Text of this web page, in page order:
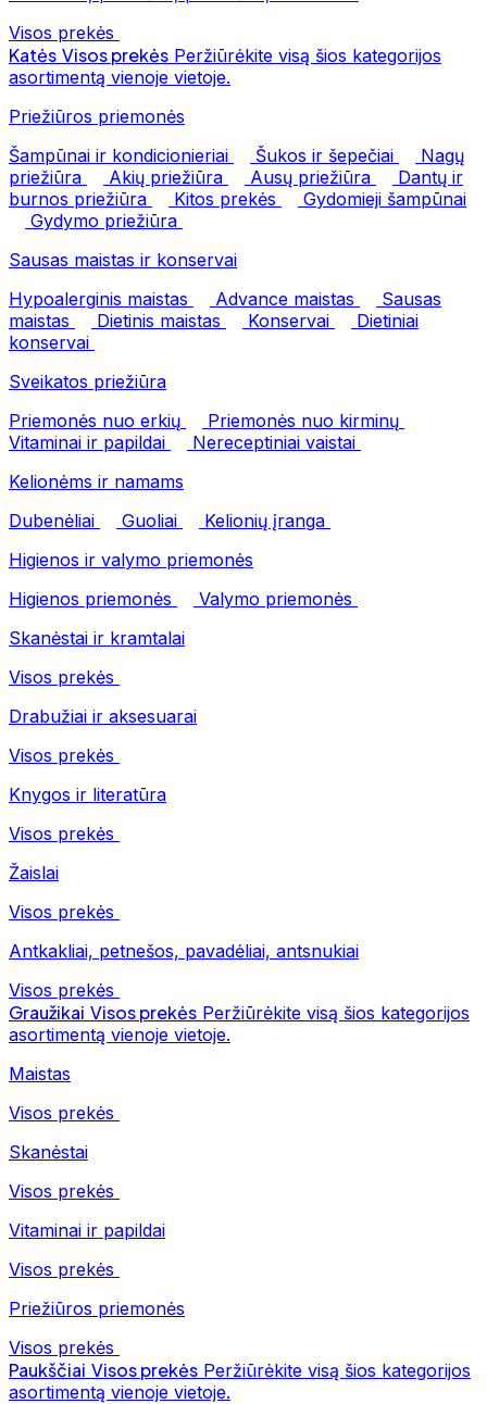
Visos prekės
Katės Visos prekės Peržiūrėkite visą šios kategorijos
asortimentą vienoje vietoje.
Priežiūros priemonės
Šampūnai ir kondicionieriai
Šukos ir šepečiai
Nagų
priežiūra
Akių priežiūra Ausų priežiūra
Dantų ir
burnos priežiūra
Kitos prekės
Gydomieji šampūnai
Gydymo priežiūra
Sausas maistas ir konservai
Hypoalerginis maistas
Advance maistas
Sausas
maistas
Dietinis maistas Konservai
Dietiniai
konservai
Sveikatos priežiūra
Priemonės nuo erkių
Priemonės nuo kirminų
Vitaminai ir papildai
Nereceptiniai vaistai
Kelionėms ir namams
Dubenėliai
Guoliai
Kelionių įranga
Higienos ir valymo priemonės
Higienos priemonės
Valymo priemonės
Skanėstai ir kramtalai
Visos prekės
Drabužiai ir aksesuarai
Visos prekės
Knygos ir literatūra
Visos prekės
Žaislai
Visos prekės
Antkakliai, petnešos, pavadėliai, antsnukiai
Visos prekės
Graužikai Visos prekės Peržiūrėkite visą šios kategorijos
asortimentą vienoje vietoje.
Maistas
Visos prekės
Skanėstai
Visos prekės
Vitaminai ir papildai
Visos prekės
Priežiūros priemonės
Visos prekės
Paukščiai Visos prekės Peržiūrėkite visą šios kategorijos
asortimentą vienoje vietoje.